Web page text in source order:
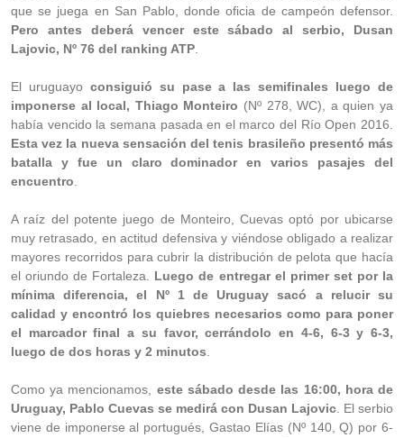
que se juega en San Pablo, donde oficia de campeón defensor.
Pero antes deberá vencer este sábado al serbio, Dusan
Lajovic, Nº 76 del ranking ATP
El uruguayo consiguió su pase a las semifinales luego de
imponerse al local, Thiago Monteiro (Nº 278, WC), a quien ya
había vencido la semana pasada en el marco del Río Open 2016.
Esta vez la nueva sensación del tenis brasileño presentó más
batalla y fue un claro dominador en varios pasajes del
encuentro
A raíz del potente juego de Monteiro, Cuevas optó por ubicarse
muy retrasado, en actitud defensiva y viéndose obligado a realizar
mayores recorridos para cubrir la distribución de pelota que hacía
el oriundo de Fortaleza. Luego de entregar el primer set por la
mínima diferencia, el Nº 1 de Uruguay sacó a relucir su
calidad y encontró los quiebres necesarios como para poner
el marcador final a su favor, cerrándolo en 4-6, 6-3 y 6-3,
luego de dos horas y 2 minutos
Como ya mencionamos, este sábado desde las 16:00, hora de
Uruguay, Pablo Cuevas se medirá con Dusan Lajovic . El serbio
viene de imponerse al portugués, Gastao Elías (Nº 140, Q) por 6-